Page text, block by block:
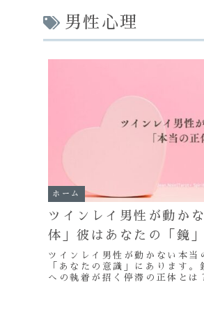
男性心理
ホーム
ツインレイ男性が動か
体」彼はあなたの「鏡
ツインレイ男性が動かない本当
「あなたの意識」にあります
への執着が招く停滞の正体とは
す。自立と自己統合への最短ル